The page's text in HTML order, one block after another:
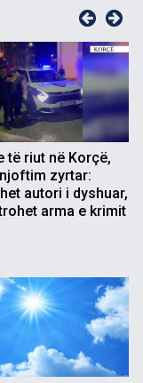
të riut në Korçë,
zyrtar:
autori i dyshuar,
arma e krimit